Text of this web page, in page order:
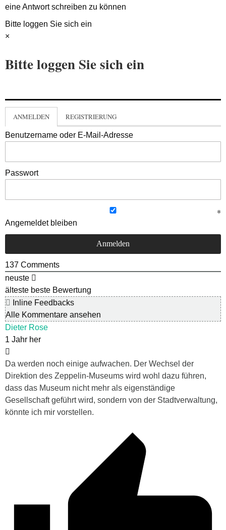
eine Antwort schreiben zu können
Bitte loggen Sie sich ein
×
Bitte loggen Sie sich ein
ANMELDEN REGISTRIERUNG
Benutzername oder E-Mail-Adresse
Passwort
Angemeldet bleiben
137 Comments
neuste
älteste beste Bewertung
Inline Feedbacks
Alle Kommentare ansehen
Dieter Rose
1 Jahr her
Da werden noch einige aufwachen. Der Wechsel der
Direktion des Zeppelin-Museums wird wohl dazu führen,
dass das Museum nicht mehr als eigenständige
Gesellschaft geführt wird, sondern von der Stadtverwaltung,
könnte ich mir vorstellen.